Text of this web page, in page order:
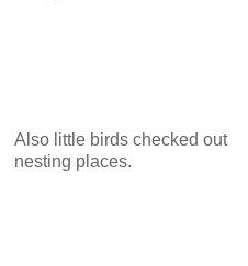
Also little birds checked out
nesting places.